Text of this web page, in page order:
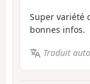
Super variété
bonnes infos.
Traduit